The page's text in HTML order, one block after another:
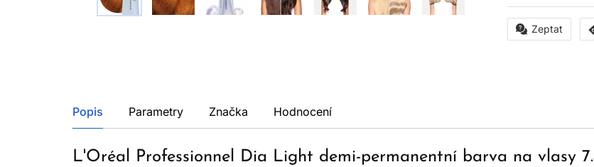
Zeptat
Popis Parametry Značka Hodnocení
L'Oréal Professionnel Dia Light demi-permanentní barva na vlasy